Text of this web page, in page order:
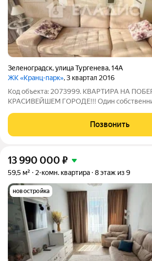
Зеленоградск,улица Тургенева,14А
ЖК «Кранц-парк», 3 квартал 2016
Код объекта: 2073999. КВАРТИРА НА
КРАСИВЕЙШЕМ ГОРОДЕ!!! Один
приходите на просмотр! Уважаемые
Вашему вниманию предлагается просторная
Позвонить
13 990 000 ₽
59,5 м² 2-комн. квартира 8 этаж из 9
новостройка